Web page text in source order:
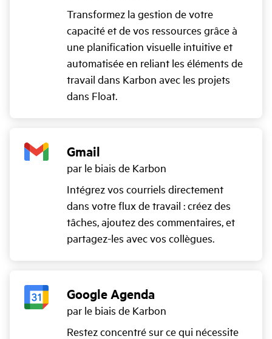
Transformez la gestion de votre
capacité et de vos ressources grâce à
une planification visuelle intuitive et
automatisée en reliant les éléments de
travail dans Karbon avec les projets
dans Float.
Gmail
par le biais de Karbon
Intégrez vos courriels directement
dans votre flux de travail : créez des
tâches, ajoutez des commentaires, et
partagez-les avec vos collègues.
Google Agenda
par le biais de Karbon
Restez concentré sur ce qui nécessite